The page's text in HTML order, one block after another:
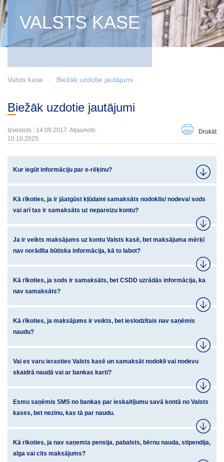
VALSTS KASE
Valsts kase Biežāk uzdotie jautājumi
Biežāk uzdotie jautājumi
Izveidots : 14.09.2017. Atjaunots:
10.10.2025.
Drukāt
Kur iegūt informāciju par e-rēķinu?
Kā rīkoties, ja ir jāatgūst kļūdaini samaksāts nodoklis/ nodeva/ sods
vai arī tas ir samaksāts uz nepareizu kontu?
Ja ir veikts maksājums uz kontu Valsts kasē, bet maksājuma mērķī
nav norādīta būtiska informācija, kā to labot?
Kā rīkoties, ja sods ir samaksāts, bet CSDD uzrādās informācija, ka
nav samaksāts?
Kā rīkoties, ja maksājums ir veikts, bet ieslodzītais nav saņēmis
naudu?
Vai es varu ierasties Valsts kasē un samaksāt nodokli vai nodevu
skaidrā naudā vai ar bankas karti?
Esmu saņēmis SMS no bankas par ieskaitījumu savā kontā no Valsts
kases, bet nezinu, kas tā par naudu.
Kā rīkoties, ja nav saņemta pensija, pabalsts, bērnu nauda, stipendija,
alga vai cits maksājums?